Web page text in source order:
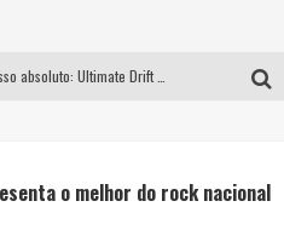
o melhor do rock nacional